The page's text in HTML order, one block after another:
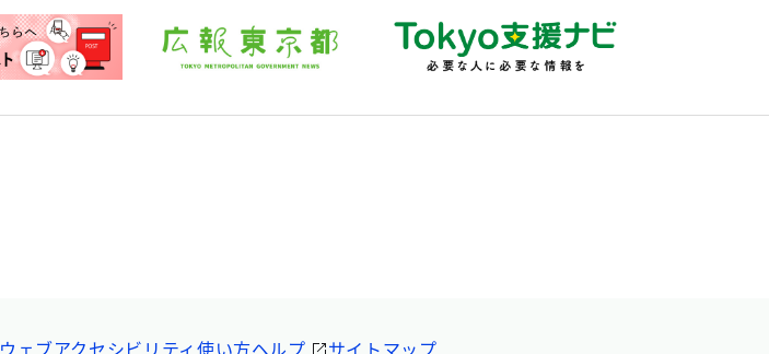
ウェブアクセシビリティ使い方ヘルプ サイトマップ